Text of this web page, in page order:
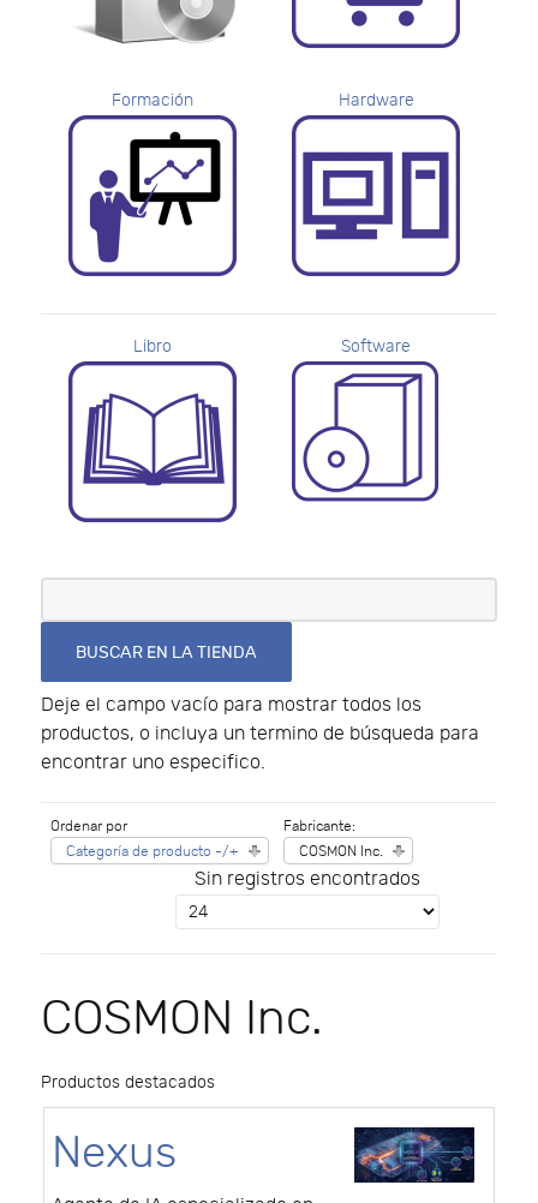
Formación Hardware
Libro Software
Deje el campo vacío para mostrar todos los
productos, o incluya un termino de búsqueda para
encontrar uno especifico.
Ordenar por
Categoría de producto -/+
Fabricante:
COSMON Inc.
Sin registros encontrados
COSMON Inc.
Productos destacados
Nexus